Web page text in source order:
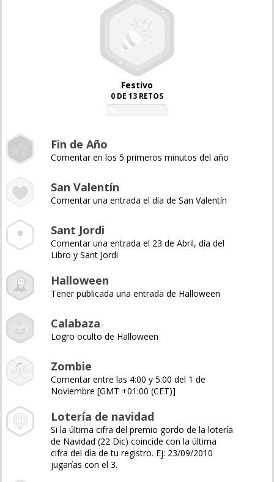
Festivo
0 DE 13 RETOS
Fin de Año
Comentar en los 5 primeros minutos del año
San Valentín
Comentar una entrada el día de San Valentín
Sant Jordi
Comentar una entrada el 23 de Abril, día del
Libro y Sant Jordi
Halloween
Tener publicada una entrada de Halloween
Calabaza
Logro oculto de Halloween
Zombie
Comentar entre las 4:00 y 5:00 del 1 de
Noviembre [GMT +01:00 (CET)]
Lotería de navidad
Si la última cifra del premio gordo de la lotería
de Navidad (22 Dic) coincide con la última
cifra del día de tu registro. Ej: 23/09/2010
jugarías con el 3.